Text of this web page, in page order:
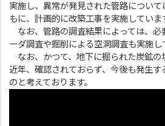
実施し、異常が発見された管路につい
もに、計画的に改築工事を実施していま
なお、管路の調査結果によっては、必
ーダ調査や掘削による空洞調査も実施し
なお、かつて、地下に掘られた炭鉱の
近年、確認されておらず、今後も発生
のと考えております。